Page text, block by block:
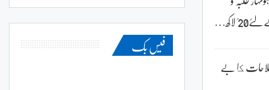
فیس بک
لاکھ…
كا بے